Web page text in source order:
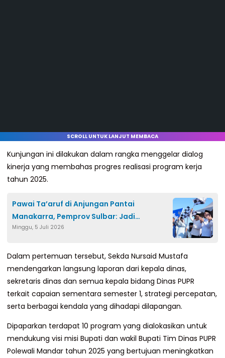
SCROLL UNTUK LANJUT MEMBACA
Kunjungan ini dilakukan dalam rangka menggelar dialog
kinerja yang membahas progres realisasi program kerja
tahun 2025.
Pawai Ta’aruf di Anjungan Pantai
Manakarra, Pemprov Sulbar: Jadi
Momentum Perkuat Persatuan dan
Minggu, 5 Juli 2026
Dalam pertemuan tersebut, Sekda Nursaid Mustafa
mendengarkan langsung laporan dari kepala dinas,
sekretaris dinas dan semua kepala bidang Dinas PUPR
terkait capaian sementara semester 1, strategi percepatan,
serta berbagai kendala yang dihadapi dilapangan.
Dipaparkan terdapat 10 program yang dialokasikan untuk
mendukung visi misi Bupati dan wakil Bupati Tim Dinas PUPR
Polewali Mandar tahun 2025 yang bertujuan meningkatkan